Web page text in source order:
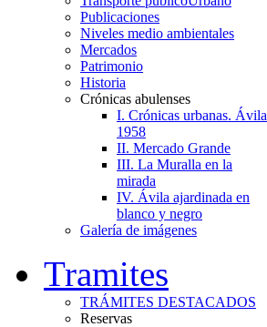
Publicaciones
Niveles medio ambientales
Mercados
Patrimonio
Historia
Crónicas abulenses
I. Crónicas urbanas. Ávila
1958
II. Mercado Grande
III. La Muralla en la
mirada
IV. Ávila ajardinada en
blanco y negro
Galería de imágenes
Tramites
TRÁMITES DESTACADOS
Reservas